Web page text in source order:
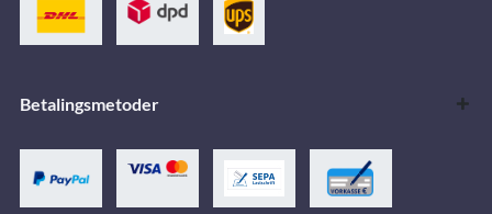
Betalingsmetoder